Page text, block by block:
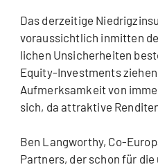
Das derzeitige
voraussichtlich inmitten
lichen Unsicherheiten
Equity-Investments
Aufmerksamkeit von
sich, da attraktive
Ben Langworthy, Co-
Partners, der schon für